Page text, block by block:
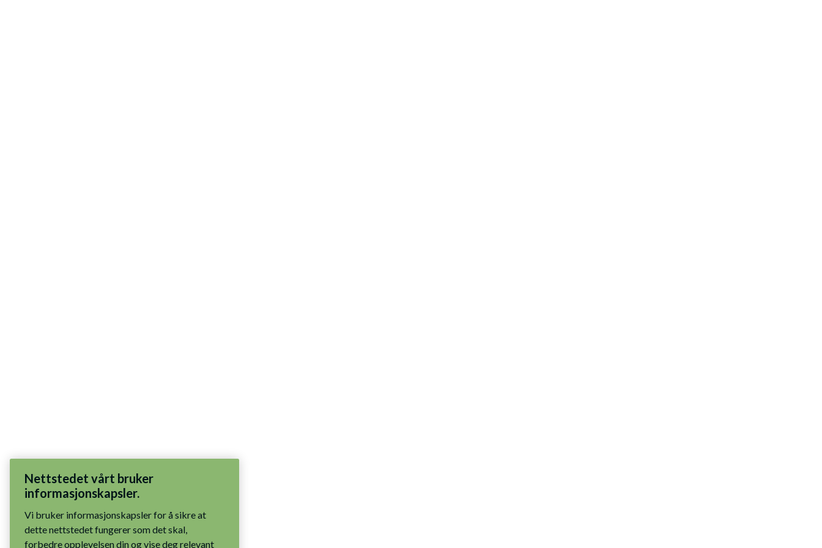
Vi bruker informasjonskapsler for å sikre at
dette nettstedet fungerer som det skal,
forbedre opplevelsen din og vise deg relevant
innhold. Du har kontrollen: godta alle
informasjonskapsler, tillat bare nødvendige